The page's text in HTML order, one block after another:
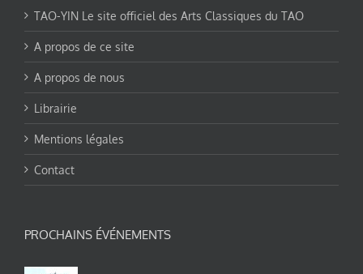
TAO-YIN Le site officiel des Arts Classiques du TAO
A propos de ce site
A propos de nous
Librairie
Mentions légales
Contact
PROCHAINS ÉVÉNEMENTS